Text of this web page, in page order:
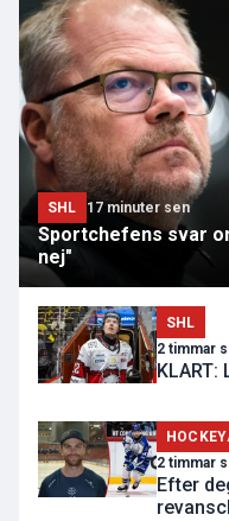
SHL 17 minuter sen
Sportchefens svar
nej"
SHL
2 timmar
2 timmar
Efter